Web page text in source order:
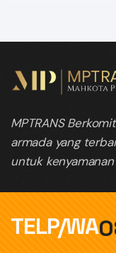
MPTRANS
armada yang
untuk
TELP/WA